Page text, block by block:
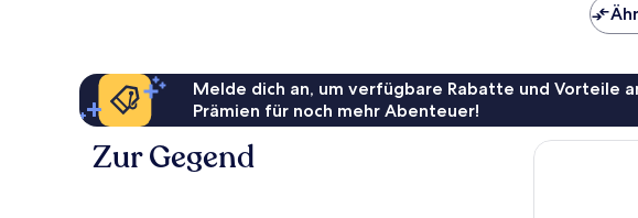
Melde dich an, um verfügbare Rabatte und Vorteile
Prämien für noch mehr Abenteuer!
Zur Gegend